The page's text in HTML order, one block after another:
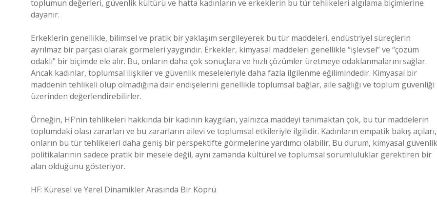
toplumun değerleri, güvenlik kültürü ve hatta kadınların ve erkeklerin bu tür tehlikeleri algılama biçimlerine
dayanır.
Erkeklerin genellikle, bilimsel ve pratik bir yaklaşım sergileyerek bu tür maddeleri, endüstriyel süreçlerin
ayrılmaz bir parçası olarak görmeleri yaygındır. Erkekler, kimyasal maddeleri genellikle “işlevsel” ve “çözüm
odaklı” bir biçimde ele alır. Bu, onların daha çok sonuçlara ve hızlı çözümler üretmeye odaklanmalarını sağlar.
Ancak kadınlar, toplumsal ilişkiler ve güvenlik meseleleriyle daha fazla ilgilenme eğilimindedir. Kimyasal bir
maddenin tehlikeli olup olmadığına dair endişelerini genellikle toplumsal bağlar, aile sağlığı ve toplum güvenliği
üzerinden değerlendirebilirler.
Örneğin, HF’nin tehlikeleri hakkında bir kadının kaygıları, yalnızca maddeyi tanımaktan çok, bu tür maddelerin
toplumdaki olası zararları ve bu zararların ailevi ve toplumsal etkileriyle ilgilidir. Kadınların empatik bakış açıları,
onların bu tür tehlikeleri daha geniş bir perspektifte görmelerine yardımcı olabilir. Bu durum, kimyasal güvenlik
politikalarının sadece pratik bir mesele değil, aynı zamanda kültürel ve toplumsal sorumluluklar gerektiren bir
alan olduğunu gösteriyor.
HF: Küresel ve Yerel Dinamikler Arasında Bir Köprü